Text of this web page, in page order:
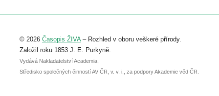
Registrovat se můžete do 6. září.
abstraktu přihlášené přednášky nebo
posteru je už 30. června.
© 2026 Časopis ŽIVA– Rozhled v oboru veškeré přírody.
Založil roku 1853 J. E. Purkyně.
Vydává Nakladatelství Academia,
Středisko společných činností AV ČR, v. v. i., za podpory Akademie věd ČR.